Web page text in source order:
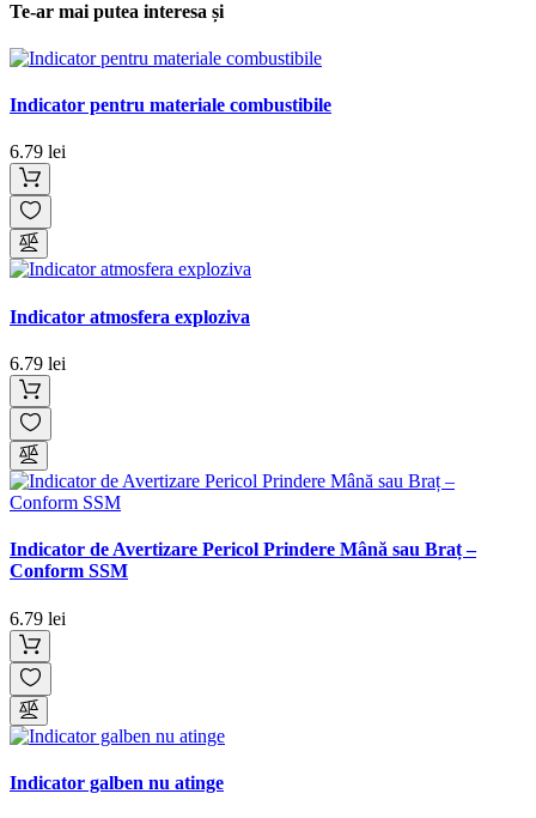
Te-ar mai putea interesa și
Indicator pentru materiale combustibile
6.79 lei
Indicator atmosfera exploziva
6.79 lei
Indicator de Avertizare Pericol Prindere Mână sau Braț –
Conform SSM
6.79 lei
Indicator galben nu atinge